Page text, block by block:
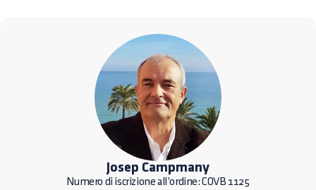
Josep Campmany
Numero di iscrizione all’ordine: COVB 1125